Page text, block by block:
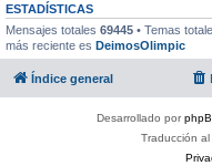
ESTADÍSTICAS
Mensajes totales 69445 • Temas
más reciente es DeimosOlimpic
Índice general
Desarrollado por
Traducción